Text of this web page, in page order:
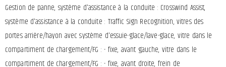
Gestion de panne, système d'assistance à la conduite : Crosswind Assist,
système d'assistance à la conduite : Traffic Sign Recognition, vitres des
portes arrière/hayon avec système d'essuie-glace/lave-glace, vitre dans le
compartiment de chargement/FG : - fixe, avant gauche, vitre dans le
compartiment de chargement/FG : - fixe, avant droite, frein de